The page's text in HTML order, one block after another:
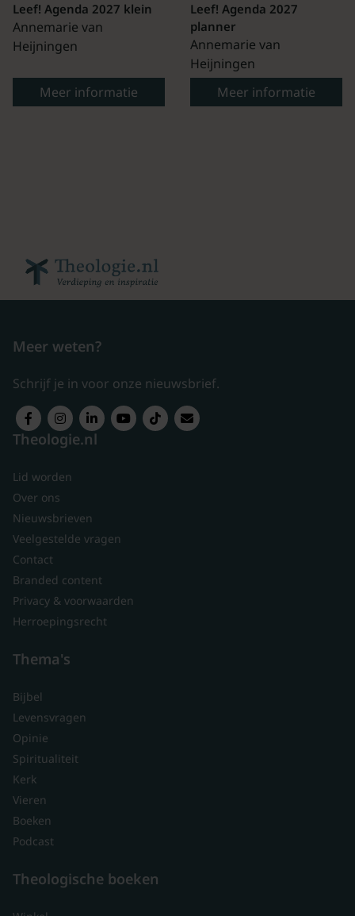
Leef! Agenda 2027 klein
Annemarie van
Heijningen
Meer informatie
Leef! Agenda 2027
planner
Annemarie van
Heijningen
Meer informatie
Meer weten?
Schrijf je in voor onze nieuwsbrief.
Theologie.nl
Lid worden
Over ons
Nieuwsbrieven
Veelgestelde vragen
Contact
Branded content
Privacy & voorwaarden
Herroepingsrecht
Thema's
Bijbel
Levensvragen
Opinie
Spiritualiteit
Kerk
Vieren
Boeken
Podcast
Theologische boeken